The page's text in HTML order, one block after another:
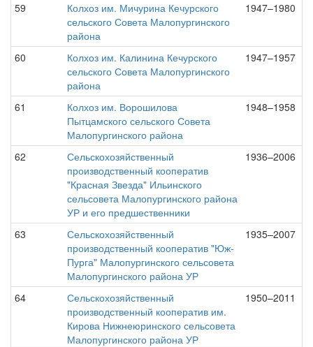
59
Колхоз им. Мичурина Кечурского
сельского Совета Малопургинского
района
1947–1980
60
Колхоз им. Калинина Кечурского
сельского Совета Малопургинского
района
1947–1957
61
Колхоз им. Ворошилова
Пытцамского сельского Совета
Малопургинского района
1948–1958
62
Сельскохозяйственный
производственный кооператив
"Красная Звезда" Ильинского
сельсовета Малопургинского района
УР и его предшественники
1936–2006
63
Сельскохозяйственный
производственный кооператив "Юж-
Пурга" Малопургинского сельсовета
Малопургинского района УР
1935–2007
64
Сельскохозяйственный
производственный кооператив им.
Кирова Нижнеюринского сельсовета
Малопургинского района УР
1950–2011